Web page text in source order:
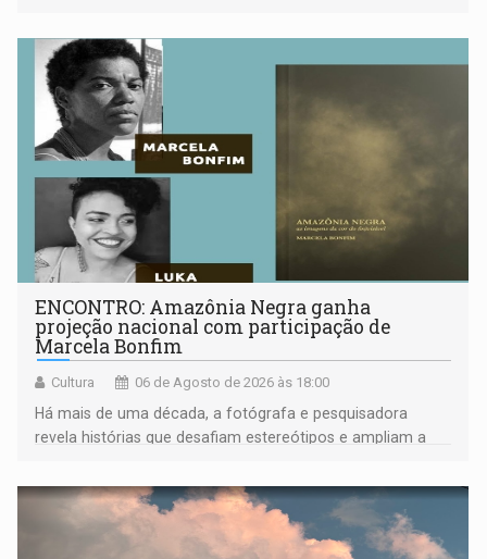
ENCONTRO: Amazônia Negra ganha
projeção nacional com participação de
Marcela Bonfim
Cultura 06 de Agosto de 2026 às 18:00
Há mais de uma década, a fotógrafa e pesquisadora
revela histórias que desafiam estereótipos e ampliam a
negras